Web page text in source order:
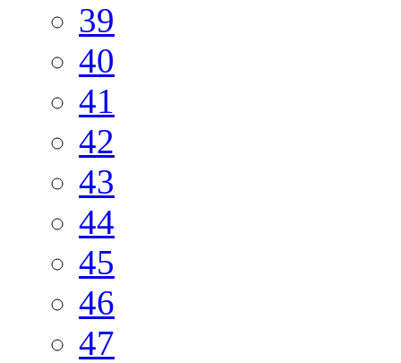
39
40
41
42
43
44
45
46
47